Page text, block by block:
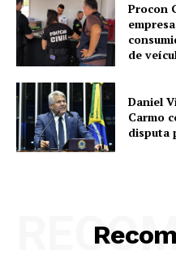
Procon
de
Daniel
Carmo
disputa